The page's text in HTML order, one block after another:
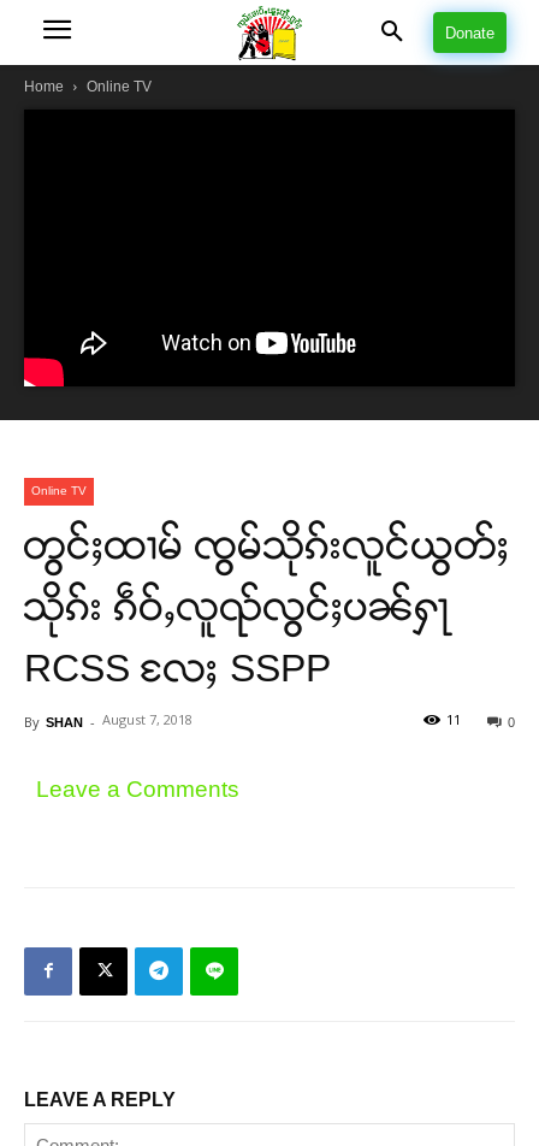
Donate
Home Online TV
Online TV
တွင်ႈထၢမ် ၸွမ်သိုၵ်းလူင်ယွတ်ႈ
သိုၵ်း ၵဵဝ်ႇလူၺ်လွင်ႈပၼ်ႁႃ
RCSS လႄႈ SSPP
By SHAN - August 7, 2018 0
11
Leave a Comments
LEAVE A REPLY